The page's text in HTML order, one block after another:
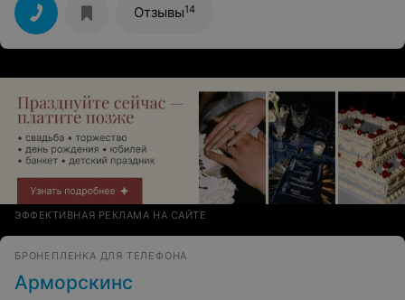
рублей! Получается контора решила себе больше
денег брать, поэтому взяла на работу неопытного
специалиста.
Отзывы14
ЭФФЕКТИВНАЯ РЕКЛАМА НА САЙТЕ
БРОНЕПЛЕНКА ДЛЯ ТЕЛЕФОНА
Арморскинс